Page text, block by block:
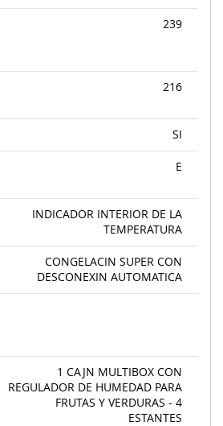
239
216
SI
E
INDICADOR INTERIOR DE LA
TEMPERATURA
CONGELACIN SUPER CON
DESCONEXIN AUTOMATICA
1 CAJN MULTIBOX CON
REGULADOR DE HUMEDAD PARA
FRUTAS Y VERDURAS - 4
ESTANTES